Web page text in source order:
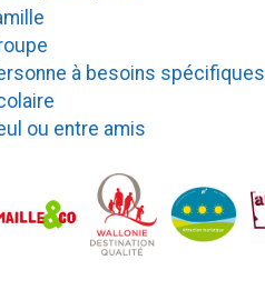
à besoins spécifiques
ou entre amis